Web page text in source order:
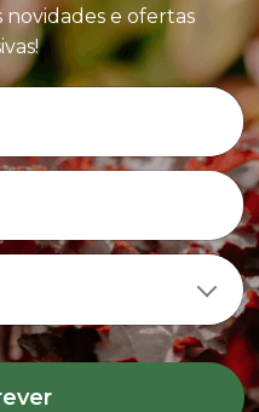
novidades e ofertas